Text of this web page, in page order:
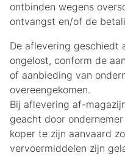
ontbinden wegens
ontvangst en/of de
De aflevering geschiedt
ongelost, conform de
of aanbieding van
overeengekomen.
Bij aflevering af-
geacht door
koper te zijn aanvaard
vervoermiddelen zijn